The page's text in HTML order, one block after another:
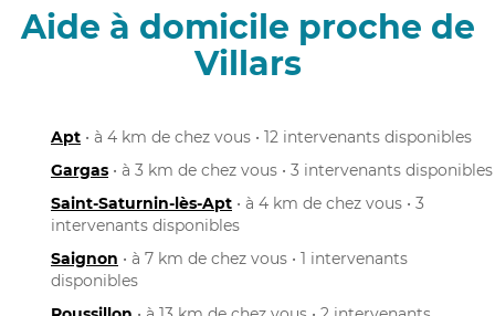
Aide à domicile proche de
Villars
Apt • à 4 km de chez vous • 12 intervenants disponibles
Gargas • à 3 km de chez vous • 3 intervenants disponibles
Saint-Saturnin-lès-Apt • à 4 km de chez vous • 3
intervenants disponibles
Saignon • à 7 km de chez vous • 1 intervenants
disponibles